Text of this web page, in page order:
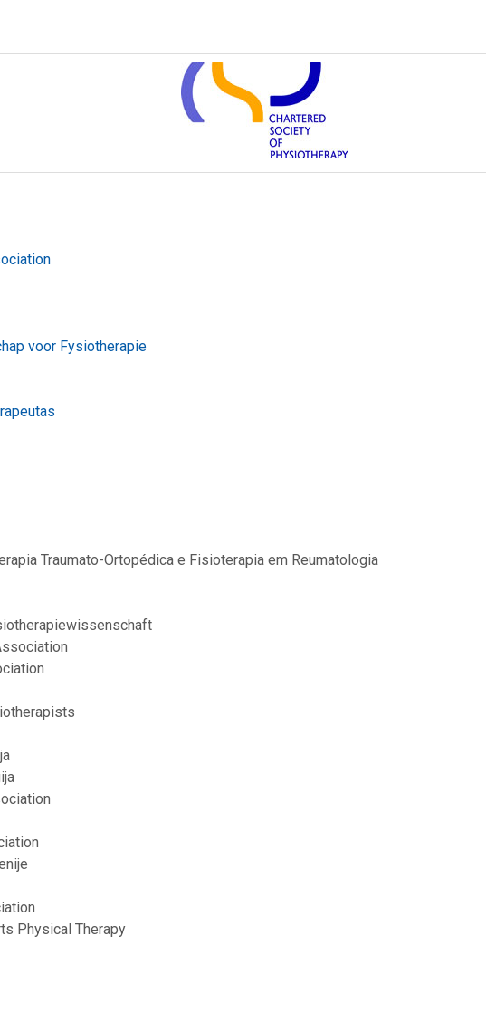
voor Fysiotherapie
Traumato-Ortopédica e Fisioterapia em Reumatologia
Physical Therapy